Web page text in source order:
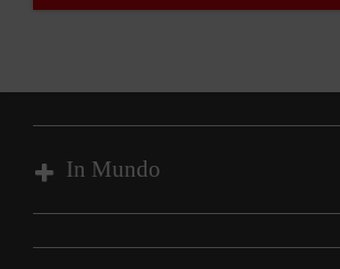
In Mundo
Über die Einrichtung